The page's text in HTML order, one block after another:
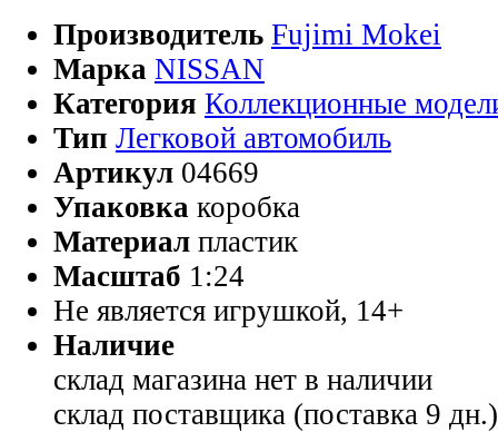
Производитель Fujimi Mokei
Марка NISSAN
Категория Коллекционные
Тип Легковой автомобиль
Артикул 04669
Упаковка коробка
Материал пластик
Масштаб 1:24
Не является игрушкой, 14+
Наличие
склад магазина нет в наличии
склад поставщика (поставка 9